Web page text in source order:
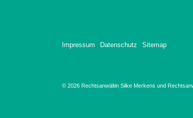
Impressum Datenschutz Sitemap
© 2026 Rechtsanwältin Silke Merkens und